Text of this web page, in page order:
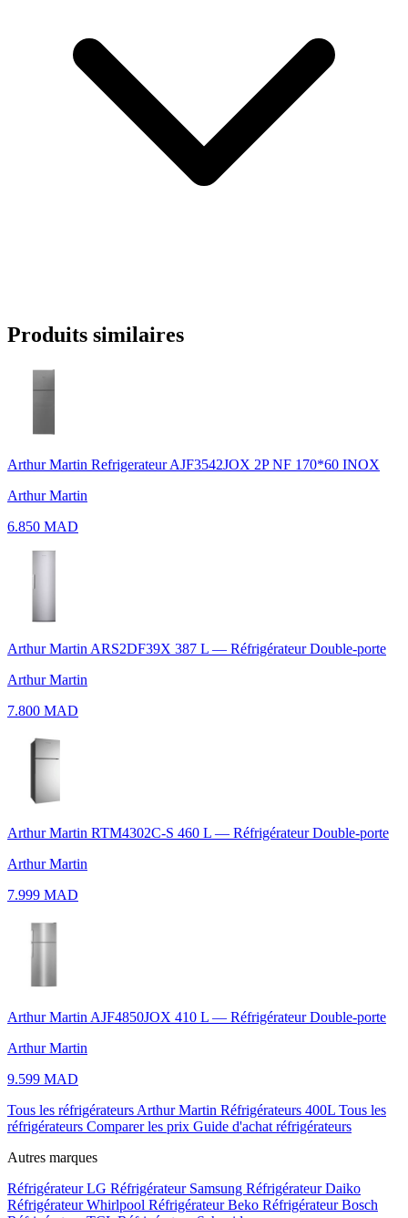
Produits similaires
Arthur Martin Refrigerateur AJF3542JOX 2P NF 170*60 INOX
Arthur Martin
6.850 MAD
Arthur Martin ARS2DF39X 387 L — Réfrigérateur Double-porte
Arthur Martin
7.800 MAD
Arthur Martin RTM4302C-S 460 L — Réfrigérateur Double-porte
Arthur Martin
7.999 MAD
Arthur Martin AJF4850JOX 410 L — Réfrigérateur Double-porte
Arthur Martin
9.599 MAD
Tous les réfrigérateurs Arthur Martin Réfrigérateurs 400L Tous les
réfrigérateurs Comparer les prix Guide d'achat réfrigérateurs
Autres marques
Réfrigérateur LG Réfrigérateur Samsung Réfrigérateur Daiko
Réfrigérateur Whirlpool Réfrigérateur Beko Réfrigérateur Bosch